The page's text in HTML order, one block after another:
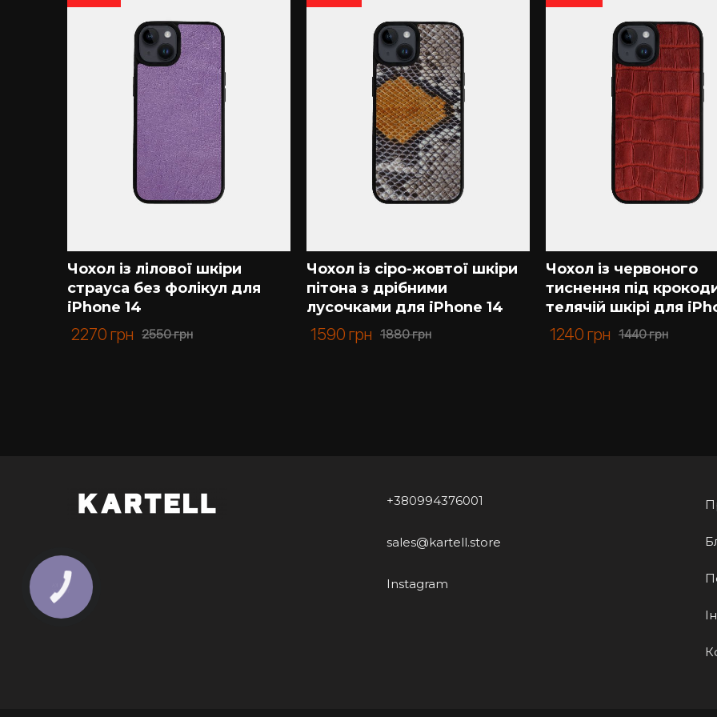
Якщо Ви шукаєте якісний чохол зі шкіри – Kartell допоможе підібрати потрібну модель. Пропонуємо на
крокодилової шкіри, але й інших екзотичних матеріалів.
Ми цінуємо кожного нашого клієнта, тому із задоволенням проконсультуємо Вас з усіх питань.
Чохол із лілової шкіри
страуса без фолікул для
iPhone 14
2550грн
2270 грн
Чохол із сіро-жовтої шкіри
пітона з дрібними
лусочками для iPhone 14
1880грн
1590 грн
Чохол із червоного
тиснення під
телячій шкірі для
1440грн
1240 грн
+380994376001
sales@kartell.store
Instagram